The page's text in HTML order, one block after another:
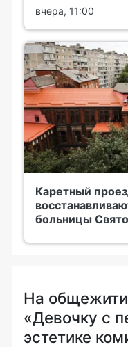
вчера, 11:00
Каретный
больницы
На
«Девочку с
эстетике